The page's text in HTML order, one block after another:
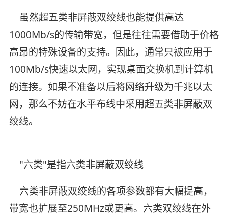
虽然超五类非屏蔽双绞线也能提供高达
1000Mb/s的传输带宽，但是往往需要借助于价格
高昂的特殊设备的支持。因此，通常只被应用于
100Mb/s快速以太网，实现桌面交换机到计算机
的连接。如果不准备以后将网络升级为千兆以太
网，那么不妨在水平布线中采用超五类非屏蔽双
绞线。
"六类"是指六类非屏蔽双绞线
六类非屏蔽双绞线的各项参数都有大幅提高，
带宽也扩展至250MHz或更高。六类双绞线在外